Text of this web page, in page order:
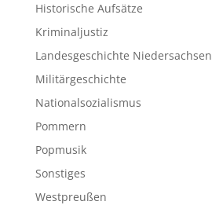
Historische Aufsätze
Kriminaljustiz
Landesgeschichte Niedersachsen
Militärgeschichte
Nationalsozialismus
Pommern
Popmusik
Sonstiges
Westpreußen